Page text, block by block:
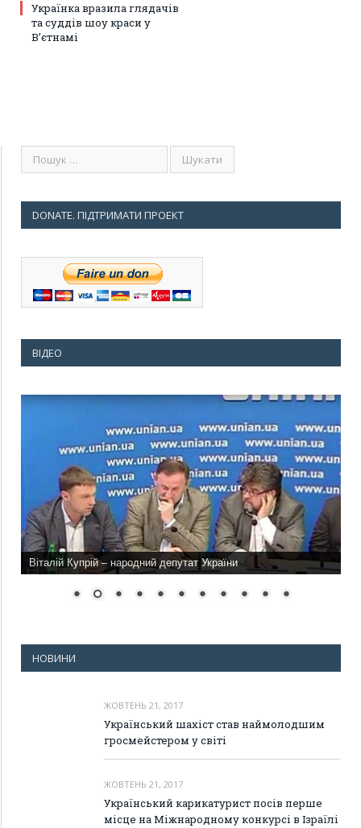
Українка вразила глядачів
та суддів шоу краси у
В’єтнамі
DONATE. ПІДТРИМАТИ ПРОЕКТ
ВІДЕО
Віталій Купрій – народний депутат України
НОВИНИ
ЖОВТЕНЬ 21, 2017
Український шахіст став наймолодшим
гросмейстером у світі
ЖОВТЕНЬ 21, 2017
Український карикатурист посів перше
місце на Міжнародному конкурсі в Ізраїлі